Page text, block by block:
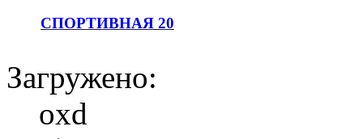
СПОРТИВНАЯ 20
Загружено:
oxd